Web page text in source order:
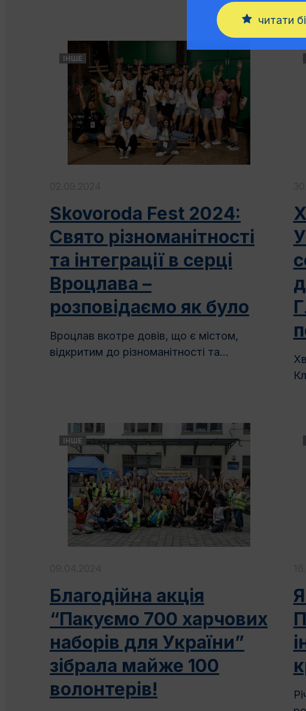
ІНШЕ
Skovoroda Fest 2024:
Свято різноманітності
та інтеграції в серці
Вроцлава –
розповідаємо як було
Вроцлав вкотре довів, що є містом,
відкритим до різноманітності та...
ІНШЕ
Благодійна акція
“Пакуємо 700 харчових
наборів для України”
зібрала майже 100
волонтерів!
читати